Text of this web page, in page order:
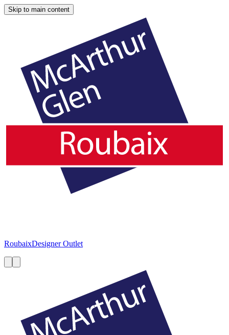
Skip to main content
RoubaixDesigner Outlet